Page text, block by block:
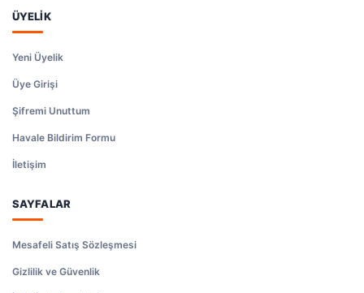
ÜYELİK
Yeni Üyelik
Üye Girişi
Şifremi Unuttum
Havale Bildirim Formu
İletişim
SAYFALAR
Mesafeli Satış Sözleşmesi
Gizlilik ve Güvenlik